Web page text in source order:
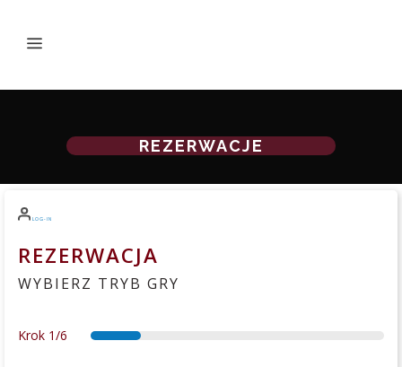
REZERWACJE
LOG-IN
REZERWACJA
WYBIERZ TRYB GRY
Krok 1/6 secondary
services